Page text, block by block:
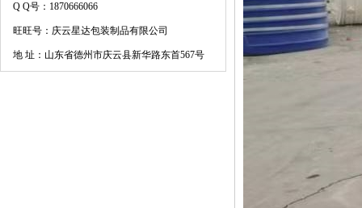
Q Q号：1870666066
旺旺号：庆云星达包装制品有限公司
地 址：山东省德州市庆云县新华路东首567号